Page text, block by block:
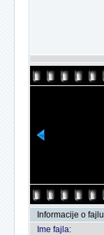
Informacije o fajlu
Ime fajla: